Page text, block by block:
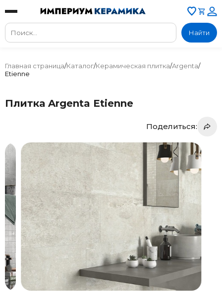
Найти
Главная страница/Каталог/Керамическая плитка/Argenta/
Etienne
Плитка Argenta Etienne
Поделиться: